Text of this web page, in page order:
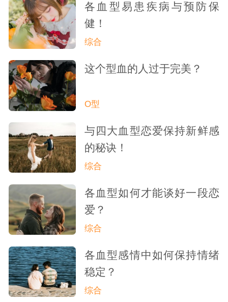
各血型易患疾病与预防保
健！
综合
这个型血的人过于完美？
O型
与四大血型恋爱保持新鲜感
的秘诀！
综合
各血型如何才能谈好一段恋
爱？
综合
各血型感情中如何保持情绪
稳定？
综合